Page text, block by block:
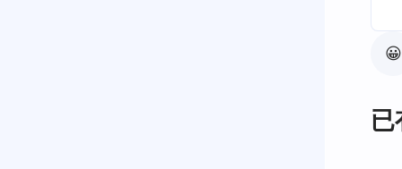
😀
已